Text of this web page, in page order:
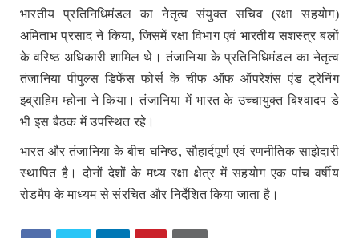
भारतीय प्रतिनिधिमंडल का नेतृत्व संयुक्त सचिव (रक्षा सहयोग)
अमिताभ प्रसाद ने किया, जिसमें रक्षा विभाग एवं भारतीय सशस्त्र बलों
के वरिष्ठ अधिकारी शामिल थे। तंजानिया के प्रतिनिधिमंडल का नेतृत्व
तंजानिया पीपुल्स डिफेंस फोर्स के चीफ ऑफ ऑपरेशंस एंड ट्रेनिंग
इब्राहिम म्होना ने किया। तंजानिया में भारत के उच्चायुक्त बिश्वादप डे
भी इस बैठक में उपस्थित रहे।
भारत और तंजानिया के बीच घनिष्ठ, सौहार्दपूर्ण एवं रणनीतिक साझेदारी
स्थापित है। दोनों देशों के मध्य रक्षा क्षेत्र में सहयोग एक पांच वर्षीय
रोडमैप के माध्यम से संरचित और निर्देशित किया जाता है।